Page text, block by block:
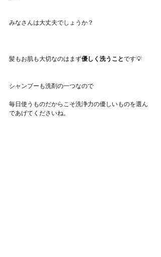
みなさんは大丈夫でしょうか？
髪もお肌も大切なのはまず優しく洗うことです💡
シャンプーも洗剤の一つなので
毎日使うものだからこそ洗浄力の優しいものを選ん
であげてくださいね。